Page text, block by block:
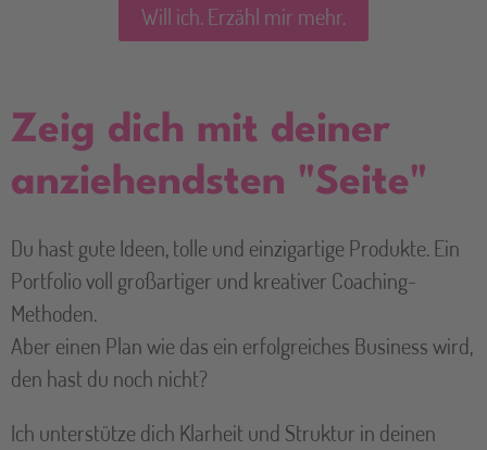
Will ich. Erzähl mir mehr.
Zeig dich mit deiner
anziehendsten "Seite"
Du hast gute Ideen, tolle und einzigartige Produkte. Ein
Portfolio voll großartiger und kreativer Coaching-
Methoden.
Aber einen Plan wie das ein erfolgreiches Business wird,
den hast du noch nicht?
Ich unterstütze dich Klarheit und Struktur in deinen